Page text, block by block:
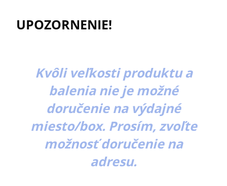
UPOZORNENIE!
Kvôli veľkosti produktu a
balenia nie je možné
doručenie na výdajné
miesto/box. Prosím, zvoľte
možnosť doručenie na
adresu.